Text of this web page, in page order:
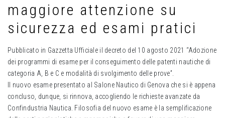
maggiore attenzione su
sicurezza ed esami pratici
Pubblicato in Gazzetta Ufficiale il decreto del 10 agosto 2021 “Adozione
dei programmi di esame per il conseguimento delle patenti nautiche di
categoria A, B e C e modalità di svolgimento delle prove”.
Il nuovo esame presentato al Salone Nautico di Genova che si è appena
concluso, dunque, si rinnova, accogliendo le richieste avanzate da
Confindustria Nautica. Filosofia del nuovo esame è la semplificazione